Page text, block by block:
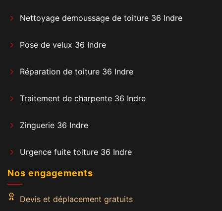
Nettoyage demoussage de toiture 36 Indre
Pose de velux 36 Indre
Réparation de toiture 36 Indre
Traitement de charpente 36 Indre
Zinguerie 36 Indre
Urgence fuite toiture 36 Indre
Nos engagements
Devis et déplacement gratuits